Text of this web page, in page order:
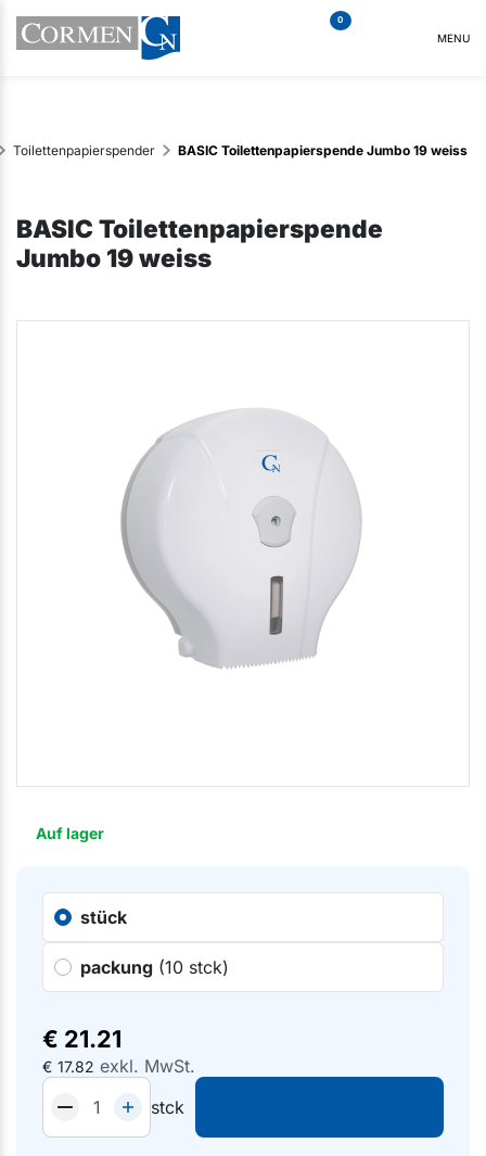
0
MENU
Toilettenpapierspender BASIC Toilettenpapierspende Jumbo 19 weiss
BASIC Toilettenpapierspende
Jumbo 19 weiss
Auf lager
stück
packung (10 stck)
€ 21.21
€ 17.82 exkl. MwSt.
stck